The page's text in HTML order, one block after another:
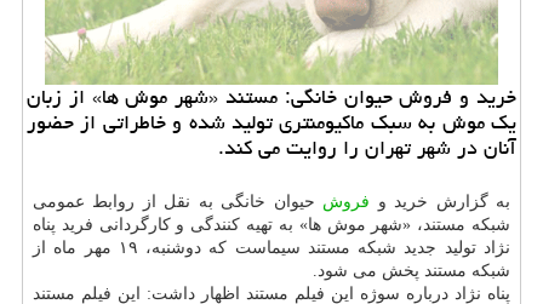
خرید و فروش حیوان خانگی: مستند «شهر موش ها» از زبان
یک موش به سبک ماکیومنتری تولید شده و خاطراتی از حضور
آنان در شهر تهران را روایت می کند.
به گزارش خرید و فروش حیوان خانگی به نقل از روابط عمومی
شبکه مستند، «شهر موش ها» به تهیه کنندگی و کارگردانی فرید پناه
نژاد تولید جدید شبکه مستند سیماست که دوشنبه، ۱۹ مهر ماه از
شبکه مستند پخش می شود.
پناه نژاد درباره سوژه این فیلم مستند اظهار داشت: این فیلم مستند